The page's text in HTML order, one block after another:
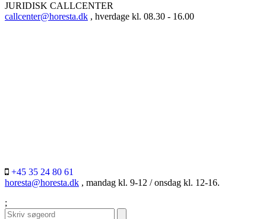
JURIDISK CALLCENTER
callcenter@horesta.dk , hverdage kl. 08.30 - 16.00
+45 35 24 80 61
horesta@horesta.dk , mandag kl. 9-12 / onsdag kl. 12-16.
;